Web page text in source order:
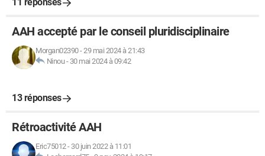
AAH accepté par le conseil pluridisciplinaire
Morgan02390-29 mai 2024 à 21:43
Ninou- 30 mai 2024 à 09:42
13 réponses
Rétroactivité AAH
Eric75012- 30 juin 2022 à 11:01